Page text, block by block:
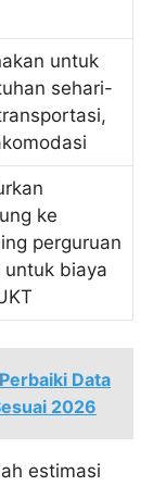
untuk
sehari-
ke
perguruan
untuk biaya
Data
2026
estimasi